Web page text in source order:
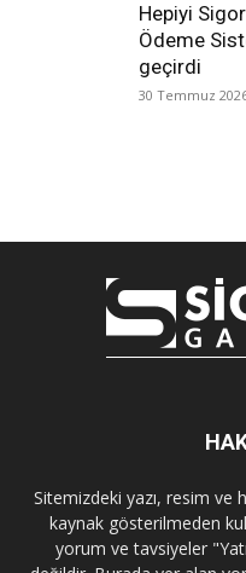
Hepiyi
Ödeme
geçirdi
30 Temmuz
Sitemizdeki yazı, resim ve
kaynak gösterilmeden
yorum ve tavsiyeler